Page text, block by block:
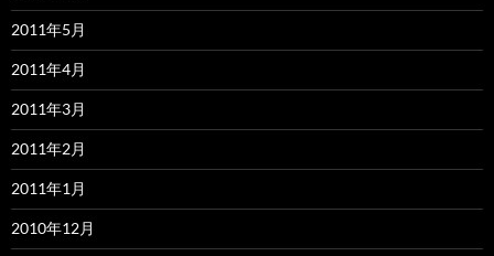
2011年5月
2011年4月
2011年3月
2011年2月
2011年1月
2010年12月